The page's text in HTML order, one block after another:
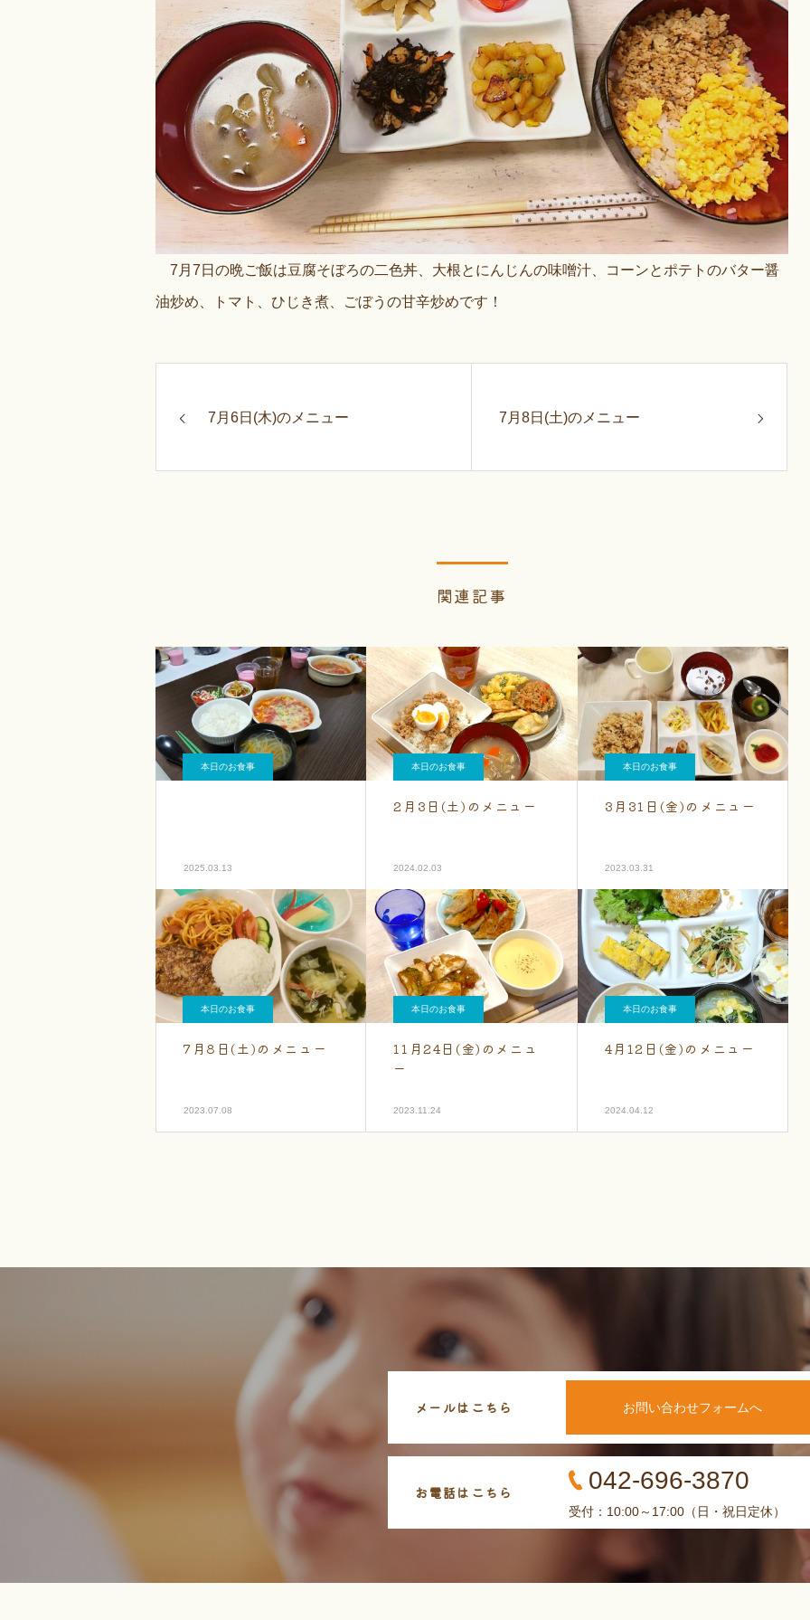
7月7日の晩ご飯は豆腐そぼろの二色丼、大根とにんじんの味噌汁、コーンとポテトのバター醤
油炒め、トマト、ひじき煮、ごぼうの甘辛炒めです！
7月6日(木)のメニュー 7月8日(土)のメニュー
関連記事
本日のお食事
2025.03.13
本日のお食事
2月3日(土)のメニュー
2024.02.03
本日のお食事
3月31日(金)のメニュー
2023.03.31
本日のお食事
7月8日(土)のメニュー
2023.07.08
本日のお食事
11月24日(金)のメニュ
ー
2023.11.24
本日のお食事
4月12日(金)のメニュー
2024.04.12
メールはこちら お問い合わせフォームへ
お電話はこちら 042-696-3870
受付：10:00～17:00（日・祝日定休）